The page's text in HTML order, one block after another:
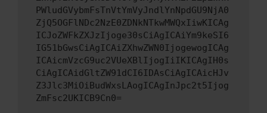
PWludGVybmFsTnVtYmVyJndlYnNpdGU9NjA0
ZjQ5OGFlNDc2NzE0ZDNkNTkwMWQxIiwKICAg
ICJoZWFkZXJzIjoge30sCiAgICAiYm9keSI6
IG51bGwsCiAgICAiZXhwZWN0IjogewogICAg
ICAicmVzcG9uc2VUeXBlIjogIiIKICAgIH0s
CiAgICAidGltZW91dCI6IDAsCiAgICAicHJv
Z3Jlc3MiOiBudWxsLAogICAgInJpc2t5Ijog
ZmFsc2UKICB9Cn0=